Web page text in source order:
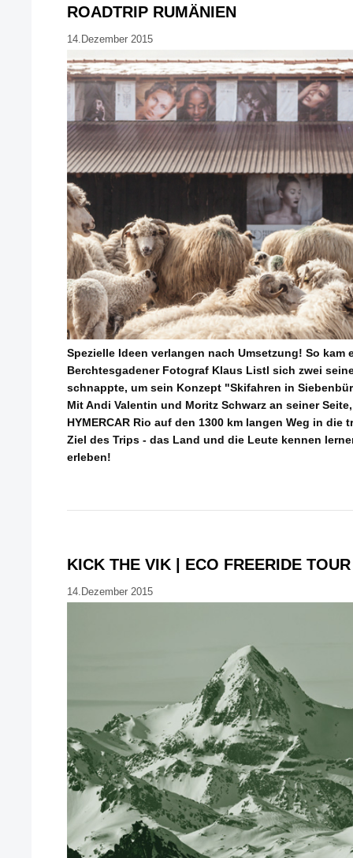
ROADTRIP RUMÄNIEN
14.Dezember 2015
Spezielle Ideen verlangen nach Umsetzung! So kam
Berchtesgadener Fotograf Klaus Listl sich zwei
schnappte, um sein Konzept "Skifahren in
Mit Andi Valentin und Moritz Schwarz an seiner
HYMERCAR Rio auf den 1300 km langen Weg in
Ziel des Trips - das Land und die Leute kennen
erleben!
KICK THE VIK | ECO FREERIDE TOUR
14.Dezember 2015